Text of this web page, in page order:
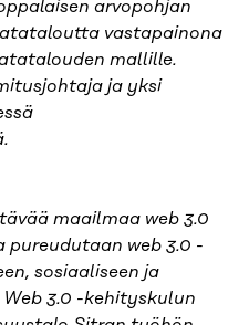
arvopohjan
vastapainona
mallille.
ja yksi
maailmaa web 3.0
pureudutaan web 3.0 -
sosiaaliseen ja
3.0 -kehityskulun